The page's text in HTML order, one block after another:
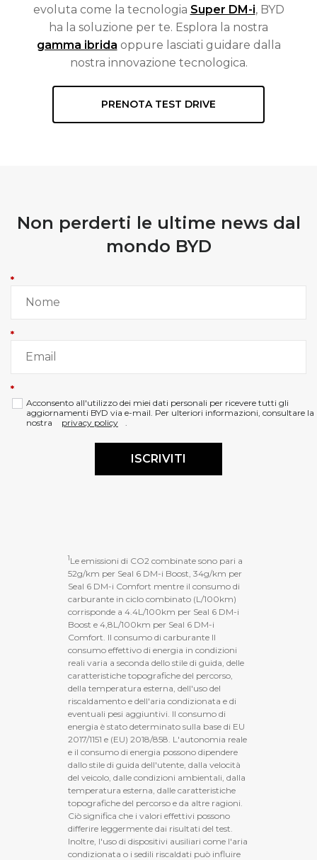
evoluta come la tecnologia Super DM-i, BYD
ha la soluzione per te. Esplora la nostra
gamma ibrida oppure lasciati guidare dalla
nostra innovazione tecnologica.
PRENOTA TEST DRIVE
Non perderti le ultime news dal
mondo BYD
*
*
*
Acconsento all'utilizzo dei miei dati personali per ricevere tutti gli
aggiornamenti BYD via e-mail. Per ulteriori informazioni, consultare la
nostra
privacy policy
ISCRIVITI
1Le emissioni di CO2 combinate sono pari a
52g/km per Seal 6 DM-i Boost, 34g/km per
Seal 6 DM-i Comfort mentre il consumo di
carburante in ciclo combinato (L/100km)
corrisponde a 4.4L/100km per Seal 6 DM-i
Boost e 4,8L/100km per Seal 6 DM-i
Comfort. Il consumo di carburante Il
consumo effettivo di energia in condizioni
reali varia a seconda dello stile di guida, delle
caratteristiche topografiche del percorso,
della temperatura esterna, dell'uso del
riscaldamento e dell'aria condizionata e di
eventuali pesi aggiuntivi. Il consumo di
energia è stato determinato sulla base di EU
2017/1151 e (EU) 2018/858. L'autonomia reale
e il consumo di energia possono dipendere
dallo stile di guida dell'utente, dalla velocità
del veicolo, dalle condizioni ambientali, dalla
temperatura esterna, dalle caratteristiche
topografiche del percorso e da altre ragioni.
Ciò significa che i valori effettivi possono
differire leggermente dai risultati del test.
Inoltre, l'uso di dispositivi ausiliari come l'aria
condizionata o i sedili riscaldati può influire